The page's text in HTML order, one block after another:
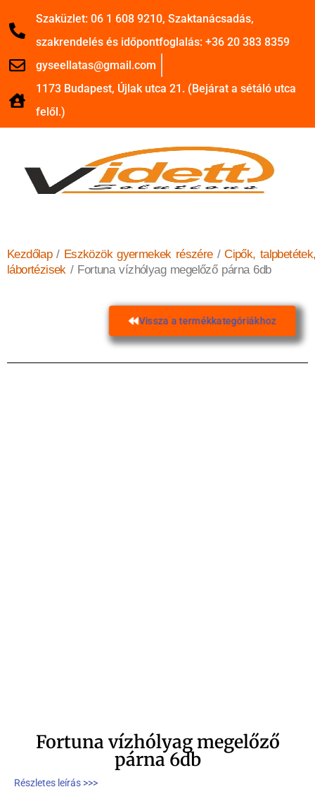
Szaküzlet: 06 1 608 9210, Szaktanácsadás,
szakrendelés és időpontfoglalás: +36 20 383 8359
gyseellatas@gmail.com
1173 Budapest, Újlak utca 21. (Bejárat a sétáló utca
felől.)
Kezdőlap/ Eszközök gyermekek részére/Cipők,
lábortézisek/ Fortuna vízhólyag megelőző párna 6db
Vissza a termékkategóriákhoz
Fortuna vízhólyag megelőző
párna 6db
Részletes leírás >>>